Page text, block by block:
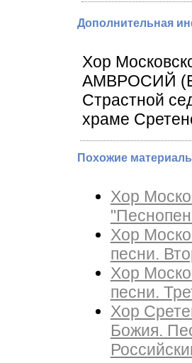
Дополнительная
Хор
АМВРОСИЙ
Страстной
храме
Похожие
Хор
Хор
песни.
Хор
песни.
Хор
Божия.